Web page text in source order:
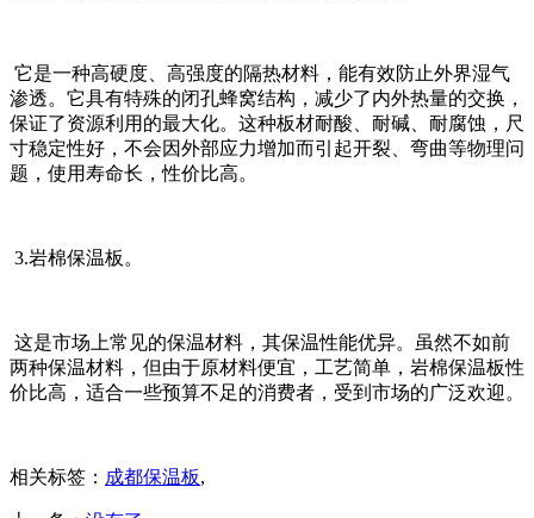
它是一种高硬度、高强度的隔热材料，能有效防止外界湿气
渗透。它具有特殊的闭孔蜂窝结构，减少了内外热量的交换，
保证了资源利用的最大化。这种板材耐酸、耐碱、耐腐蚀，尺
寸稳定性好，不会因外部应力增加而引起开裂、弯曲等物理问
题，使用寿命长，性价比高。
3.岩棉保温板。
这是市场上常见的保温材料，其保温性能优异。虽然不如前
两种保温材料，但由于原材料便宜，工艺简单，岩棉保温板性
价比高，适合一些预算不足的消费者，受到市场的广泛欢迎。
相关标签： 成都保温板,